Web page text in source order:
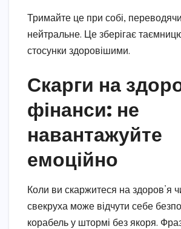
Тримайте це при собі,
нейтральне. Це зберігає
стосунки здоровішими.
Скарги на
фінанси: не
навантажуйте
емоційно
Коли ви скаржитеся на здоров’я
свекруха може відчути себе
корабель у штормі без якоря.